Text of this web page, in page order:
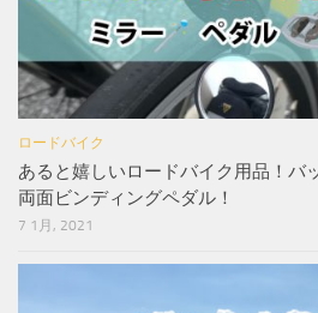
ロードバイク
あると嬉しいロードバイク用品！バ
両面ビンディングペダル！
7 1月, 2021